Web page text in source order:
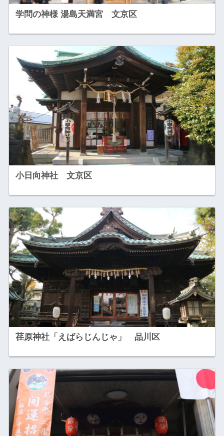
学問の神様 湯島天満宮 文京区
小日向神社 文京区
荏原神社「えばらじんじゃ」 品川区